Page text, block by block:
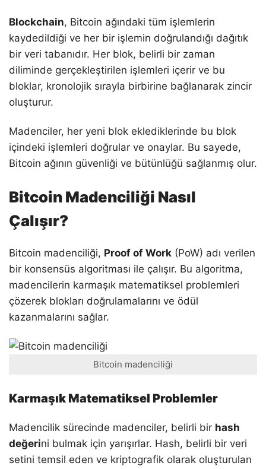
Blockchain, Bitcoin ağındaki tüm işlemlerin
kaydedildiği ve her bir işlemin doğrulandığı dağıtık
bir veri tabanıdır. Her blok, belirli bir zaman
diliminde gerçekleştirilen işlemleri içerir ve bu
bloklar, kronolojik sırayla birbirine bağlanarak zincir
oluşturur.
Madenciler, her yeni blok eklediklerinde bu blok
içindeki işlemleri doğrular ve onaylar. Bu sayede,
Bitcoin ağının güvenliği ve bütünlüğü sağlanmış olur.
Bitcoin Madenciliği Nasıl
Çalışır?
Bitcoin madenciliği, Proof of Work (PoW) adı verilen
bir konsensüs algoritması ile çalışır. Bu algoritma,
madencilerin karmaşık matematiksel problemleri
çözerek blokları doğrulamalarını ve ödül
kazanmalarını sağlar.
Bitcoin madenciliği
Karmaşık Matematiksel Problemler
Madencilik sürecinde madenciler, belirli bir hash
değerini bulmak için yarışırlar. Hash, belirli bir veri
setini temsil eden ve kriptografik olarak oluşturulan